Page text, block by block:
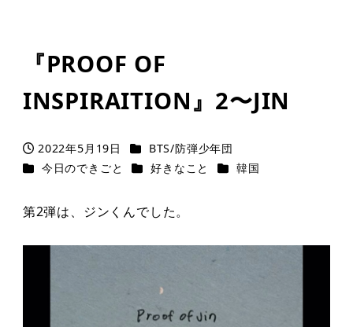
『PROOF OF
INSPIRAITION』2〜JIN
投稿日
2022年5月19日 カテゴリー
BTS/防弾少年団
カテゴリー
今日のできごと カテゴリー
好きなこと カテゴリー
韓国
第2弾は、ジンくんでした。